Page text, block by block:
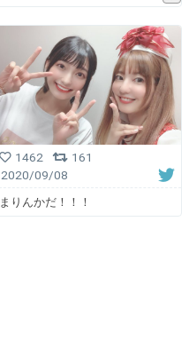
1462
161
2020/09/08
まりんかだ！！！